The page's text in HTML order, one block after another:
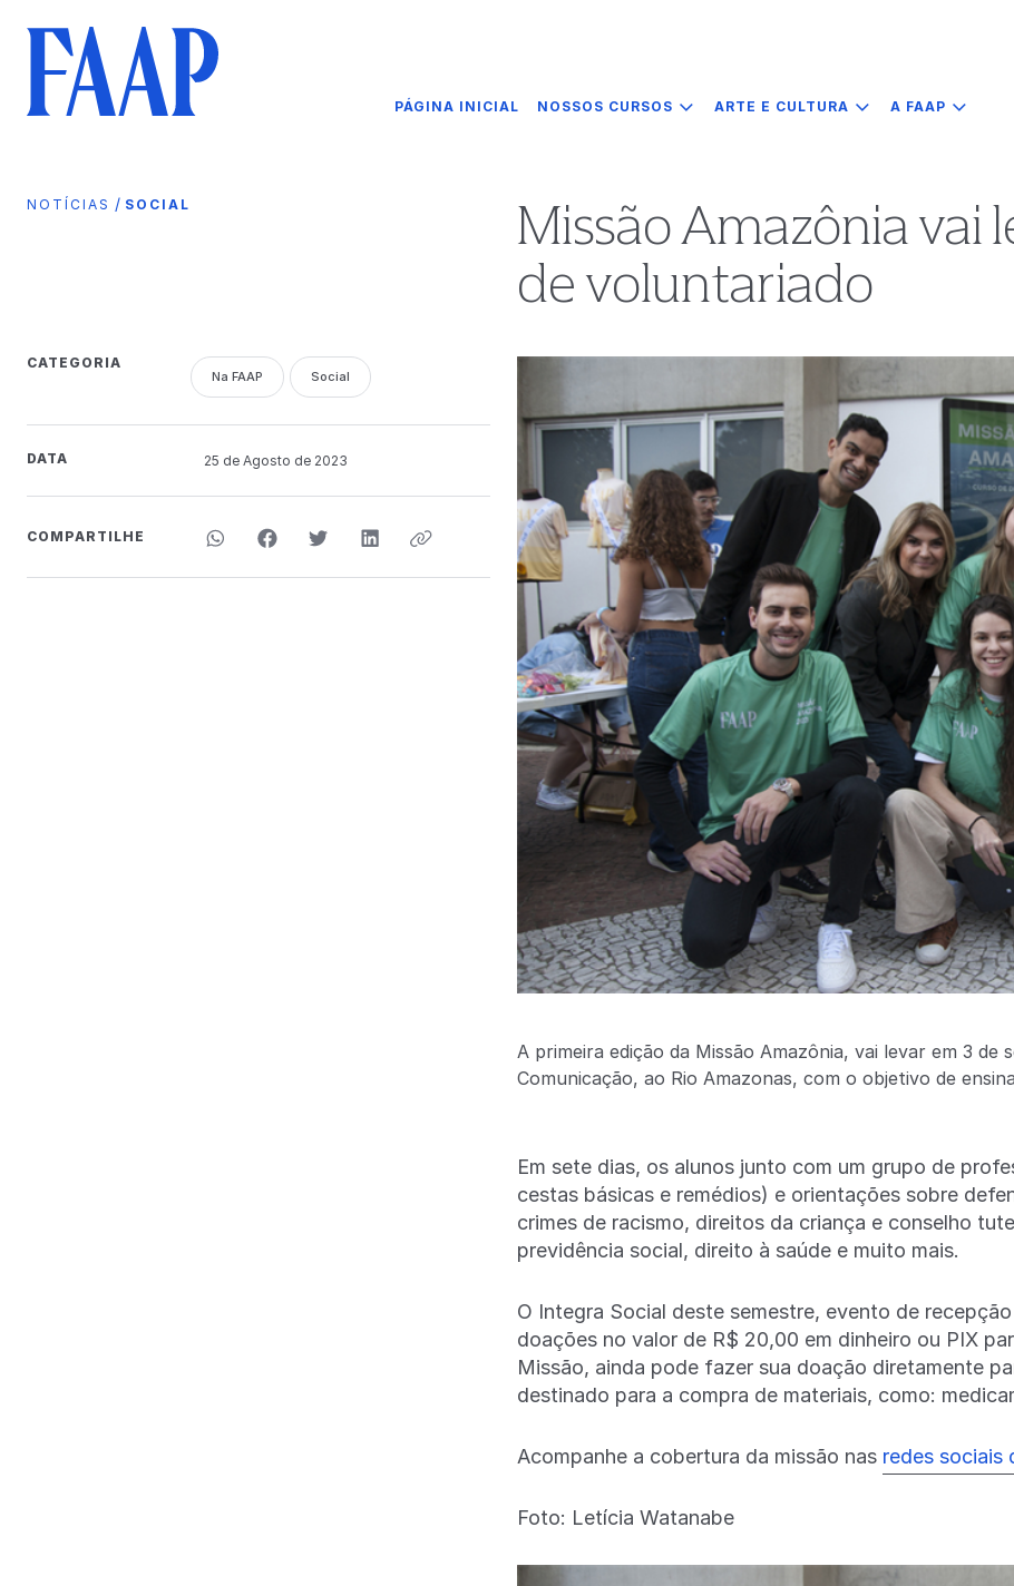
PÁGINA INICIAL NOSSOS CURSOS ARTE E CULTURA A FAAP
NOTÍCIAS / SOCIAL
Missão Amazônia vai
de voluntariado
CATEGORIA
Na FAAP Social
DATA 25 de Agosto de 2023
COMPARTILHE
A primeira edição da Missão Amazônia, vai levar em 3
Comunicação, ao Rio Amazonas, com o objetivo de
Em sete dias, os alunos junto com um grupo de
cestas básicas e remédios) e orientações sobre
crimes de racismo, direitos da criança e conselho
previdência social, direito à saúde e muito mais.
O Integra Social deste semestre, evento de
doações no valor de R$ 20,00 em dinheiro ou PIX
Missão, ainda pode fazer sua doação diretamente
destinado para a compra de materiais, como:
Acompanhe a cobertura da missão nas redes sociais
Foto: Letícia Watanabe